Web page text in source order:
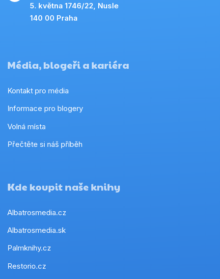
5. května 1746/22, Nusle
140 00 Praha
Média, blogeři a kariéra
Kontakt pro média
Informace pro blogery
Volná místa
Přečtěte si náš příběh
Kde koupit naše knihy
Albatrosmedia.cz
Albatrosmedia.sk
Palmknihy.cz
Restorio.cz